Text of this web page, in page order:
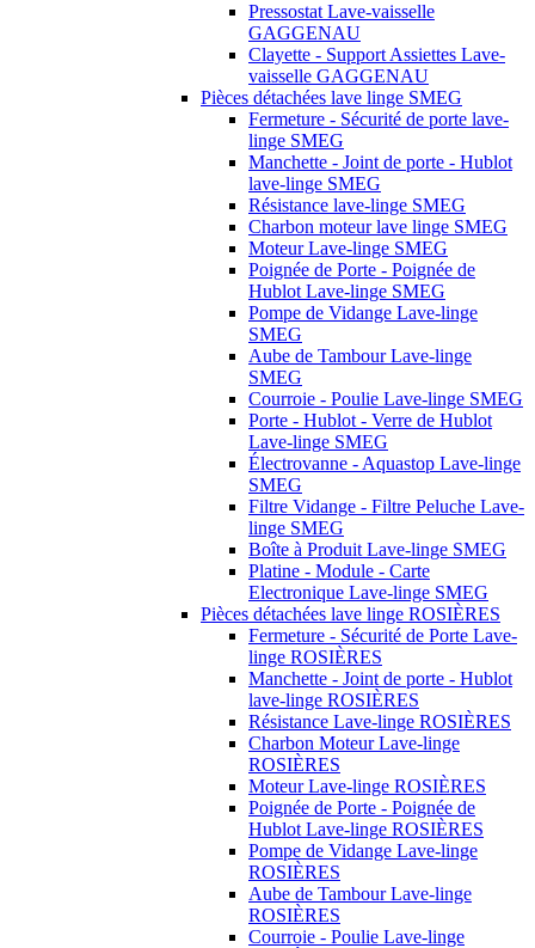
Pressostat Lave-vaisselle
GAGGENAU
Clayette - Support Assiettes Lave-
vaisselle GAGGENAU
Pièces détachées lave linge SMEG
Fermeture - Sécurité de porte lave-
linge SMEG
Manchette - Joint de porte - Hublot
lave-linge SMEG
Résistance lave-linge SMEG
Charbon moteur lave linge SMEG
Moteur Lave-linge SMEG
Poignée de Porte - Poignée de
Hublot Lave-linge SMEG
Pompe de Vidange Lave-linge
SMEG
Aube de Tambour Lave-linge
SMEG
Courroie - Poulie Lave-linge SMEG
Porte - Hublot - Verre de Hublot
Lave-linge SMEG
Électrovanne - Aquastop Lave-linge
SMEG
Filtre Vidange - Filtre Peluche Lave-
linge SMEG
Boîte à Produit Lave-linge SMEG
Platine - Module - Carte
Electronique Lave-linge SMEG
Pièces détachées lave linge ROSIÈRES
Fermeture - Sécurité de Porte Lave-
linge ROSIÈRES
Manchette - Joint de porte - Hublot
lave-linge ROSIÈRES
Résistance Lave-linge ROSIÈRES
Charbon Moteur Lave-linge
ROSIÈRES
Moteur Lave-linge ROSIÈRES
Poignée de Porte - Poignée de
Hublot Lave-linge ROSIÈRES
Pompe de Vidange Lave-linge
ROSIÈRES
Aube de Tambour Lave-linge
ROSIÈRES
Courroie - Poulie Lave-linge